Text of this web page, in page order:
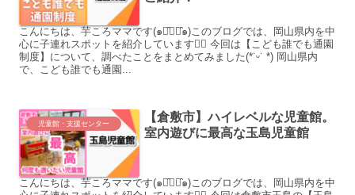
こんにちは、芋ころママです(๑･̑◡･̑๑)このブログでは、岡山県内を中
心に子連れスポットを紹介しています♡⃛ 今回は【こども誰でも通園
制度】について、調べたことをまとめてみました(*˙ᵕ˙ *) 岡山県内
で、こども誰でも通園...
児童館・支援センター
【倉敷市】ハイレベルな児童館。
室内遊びに最高な玉島児童館
こんにちは、芋ころママです(๑･̑◡･̑๑)このブログでは、岡山県内を中